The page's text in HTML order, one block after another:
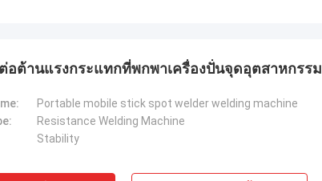
คริส ชูรชัค จากโปแลนด์
อิสระที่จะขยายแต่ละส่วนด้วยข้อมูลเพิ่ม
เกี่ยวกับบริษัทของคุณ หากคุณต้องการ
อย่างที่เฉพาะเจาะจงมากขึ้นหรือการปรับ
อต้านแรงกระแทกที่พกพาเครื่องปั่นจุดอุตสาหกรรม
Portable mobile stick spot welder welding machine
Resistance Welding Machine
Stability